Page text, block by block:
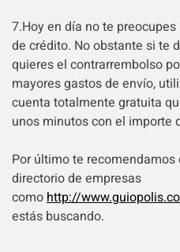
7.Hoy en día no te
de crédito. No obstante si te
quieres el contrarrembolso
mayores gastos de envío,
cuenta totalmente gratuita
unos minutos con el importe
Por último te recomendamos
directorio de empresas
comohttp://
estás buscando.